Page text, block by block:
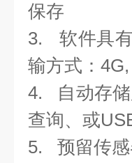
保存
3.
软件具
输方式：
4.
自动存
查询、或
5.
预留传